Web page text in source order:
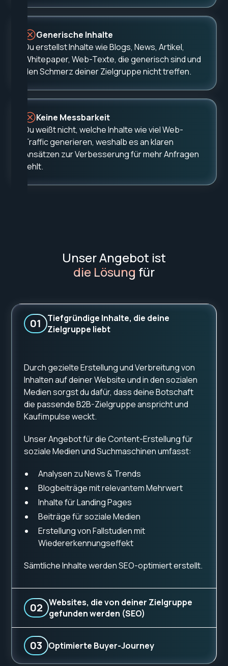
Generische Inhalte
Du erstellst Inhalte wie Blogs, News, Artikel,
Whitepaper, Web-Texte, die generisch sind und
den Schmerz deiner Zielgruppe nicht treffen.
Keine Messbarkeit
Du weißt nicht, welche Inhalte wie viel Web-
Traffic generieren, weshalb es an klaren
Ansätzen zur Verbesserung für mehr Anfragen
fehlt.
Unser Angebot ist
die Lösung für
01
Tiefgründige Inhalte, die deine
Zielgruppe liebt
Durch gezielte Erstellung und Verbreitung von
Inhalten auf deiner Website und in den sozialen
Medien sorgst du dafür, dass deine Botschaft
die passende B2B-Zielgruppe anspricht und
Kaufimpulse weckt.
Unser Angebot für die Content-Erstellung für
soziale Medien und Suchmaschinen umfasst:
Analysen zu News & Trends
Blogbeiträge mit relevantem Mehrwert
Inhalte für Landing Pages
Beiträge für soziale Medien
Erstellung von Fallstudien mit
Wiedererkennungseffekt
Sämtliche Inhalte werden SEO-optimiert erstellt.
02
Websites, die von deiner Zielgruppe
gefunden werden (SEO)
Mit SEO optimierten Inhalten und Webseiten
03 Optimierte Buyer-Journey